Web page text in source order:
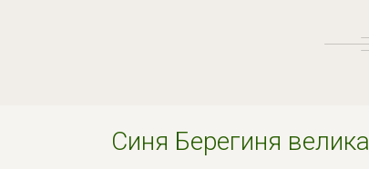
Синя Берегиня велика